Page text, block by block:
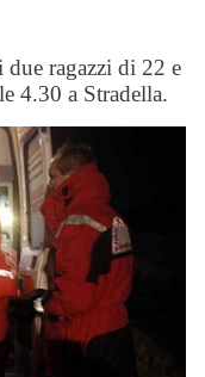
due ragazzi di 22 e
4.30 a Stradella.